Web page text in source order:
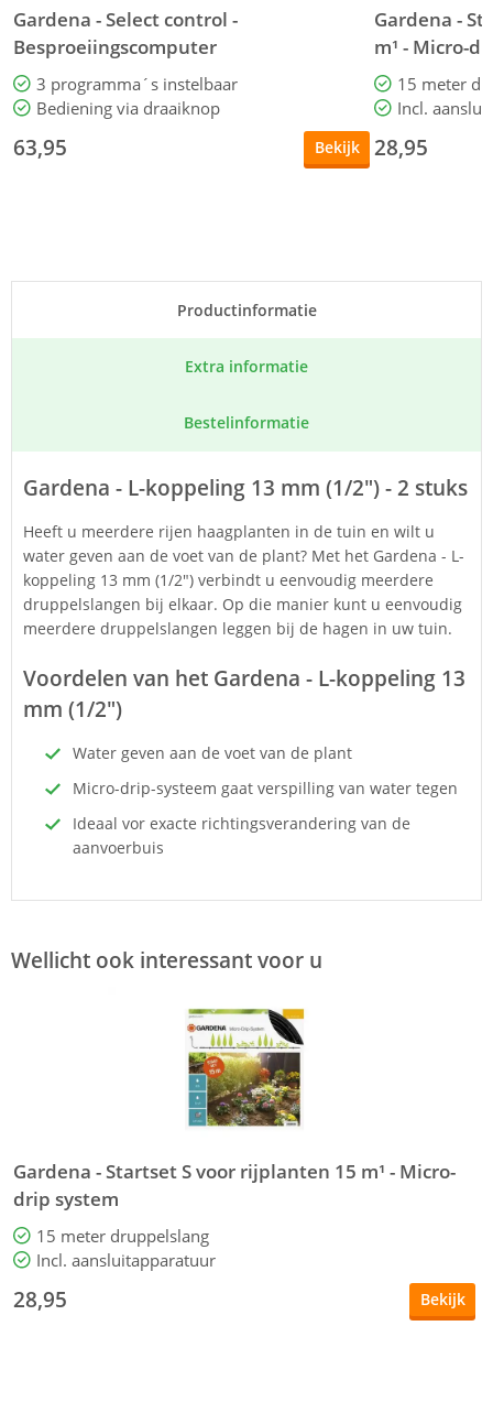
Gardena - Select control -
Besproeiingscomputer
3 programma´s instelbaar
Bediening via draaiknop
63,95 Bekijk
Gardena -
m¹ - Micro-
15 meter
Incl.
28,95
Product­informatie
Extra informatie
Bestel­informatie
Gardena - L-koppeling 13 mm (1/2") - 2 stuks
Heeft u meerdere rijen haagplanten in de tuin en wilt u
water geven aan de voet van de plant? Met het Gardena - L-
koppeling 13 mm (1/2") verbindt u eenvoudig meerdere
druppelslangen bij elkaar. Op die manier kunt u eenvoudig
meerdere druppelslangen leggen bij de hagen in uw tuin.
Voordelen van het Gardena - L-koppeling 13
mm (1/2")
Water geven aan de voet van de plant
Micro-drip-systeem gaat verspilling van water tegen
Ideaal vor exacte richtingsverandering van de
aanvoerbuis
Wellicht ook interessant voor u
Gardena - Startset S voor rijplanten 15 m¹ - Micro-
drip system
15 meter druppelslang
Incl. aansluitapparatuur
28,95 Bekijk